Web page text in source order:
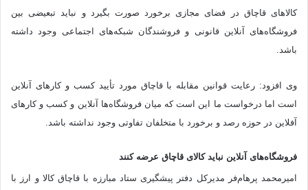
کالا‌های قاچاق در فضای مجازی برخورد صورت بگیرد و نباید تبعیضی بین
فروشگاه‌های آنلاین قانونی و فروشندگان شبکه‌های اجتماعی وجود داشته
باشد.
وی افزود: رعایت قوانین مقابله با قاچاق مورد تأیید کسب‌ و کار‌های آنلاین
است اما درخواست ما این است که میان فروشگاه‌ها آنلاین و کسب و کار‌های
آفلاین در حوزه رصد و برخورد با متخلفان تفاوتی وجود نداشته باشد.
فروشگاه‌های آنلاین نباید کالای قاچاق عرضه کنند
امیرمحمد پرهام‌فر مدیرکل دفتر پیشگیری ستاد مبارزه با قاچاق کالا و ارز با